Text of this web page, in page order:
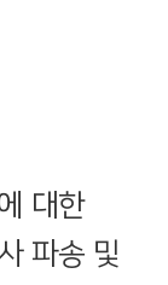
대한
파송 및